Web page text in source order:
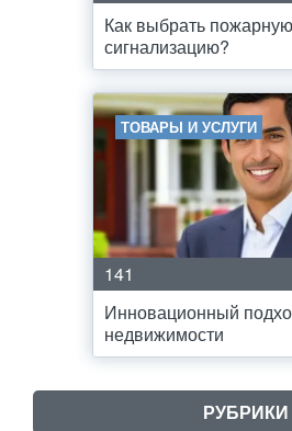
Как выбрать пожарную
сигнализацию?
ТОВАРЫ И УСЛУГИ
141
Инновационный
недвижимости
РУБРИКИ